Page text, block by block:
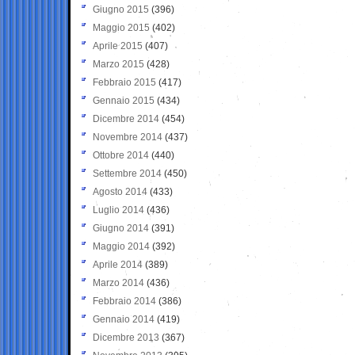
Giugno 2015 (396)
Maggio 2015 (402)
Aprile 2015 (407)
Marzo 2015 (428)
Febbraio 2015 (417)
Gennaio 2015 (434)
Dicembre 2014 (454)
Novembre 2014 (437)
Ottobre 2014 (440)
Settembre 2014 (450)
Agosto 2014 (433)
Luglio 2014 (436)
Giugno 2014 (391)
Maggio 2014 (392)
Aprile 2014 (389)
Marzo 2014 (436)
Febbraio 2014 (386)
Gennaio 2014 (419)
Dicembre 2013 (367)